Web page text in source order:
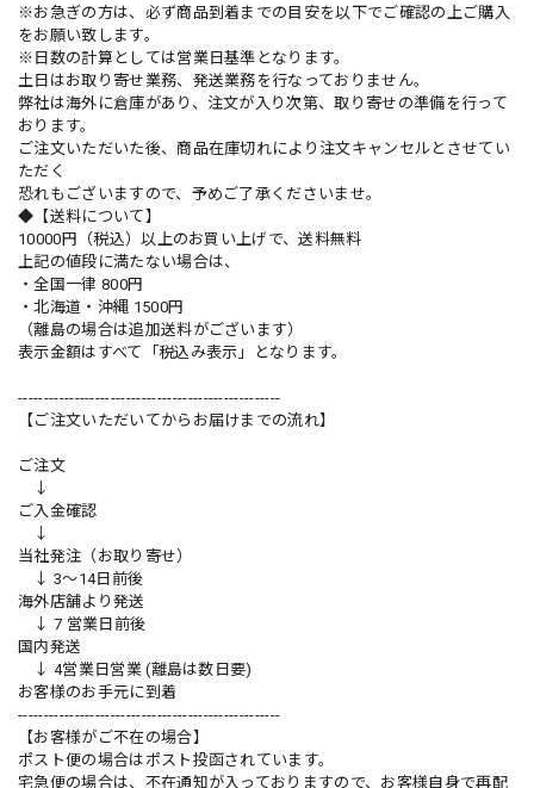
※お急ぎの方は、必ず商品到着までの目安を以下でご確認の上ご購入
をお願い致します。
※日数の計算としては営業日基準となります。
土日はお取り寄せ業務、発送業務を行なっておりません。
弊社は海外に倉庫があり、注文が入り次第、取り寄せの準備を行って
おります。
ご注文いただいた後、商品在庫切れにより注文キャンセルとさせてい
ただく
恐れもございますので、予めご了承くださいませ。
◆【送料について】
10000円（税込）以上のお買い上げで、送料無料
上記の値段に満たない場合は、
・全国一律 800円
・北海道・沖縄 1500円
（離島の場合は追加送料がございます）
表示金額はすべて「税込み表示」となります。
---------------------------------------------------
【ご注文いただいてからお届けまでの流れ】
ご注文
↓
ご入金確認
↓
当社発注（お取り寄せ）
↓ 3～14日前後
海外店舗より発送
↓ 7 営業日前後
国内発送
↓ 4営業日営業 (離島は数日要)
お客様のお手元に到着
---------------------------------------------------
【お客様がご不在の場合】
ポスト便の場合はポスト投函されています。
宅急便の場合は、不在通知が入っておりますので、お客様自身で再配